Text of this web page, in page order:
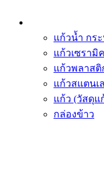
แก้วน้ำ กร
แก้วเซรามิค
แก้วพลาสติ
แก้วสแตนเ
แก้ว (วัสดุแ
กล่องข้าว